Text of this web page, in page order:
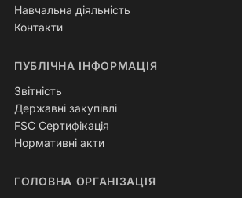
Навчальна діяльність
Контакти
ПУБЛІЧНА ІНФОРМАЦІЯ
Звітність
Державні закупівлі
FSC Сертифікація
Нормативні акти
ГОЛОВНА ОРГАНІЗАЦІЯ